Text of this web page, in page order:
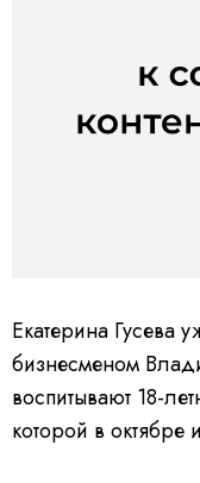
Екатерина Гусева
бизнесменом
воспитывают 18-
которой в октябре